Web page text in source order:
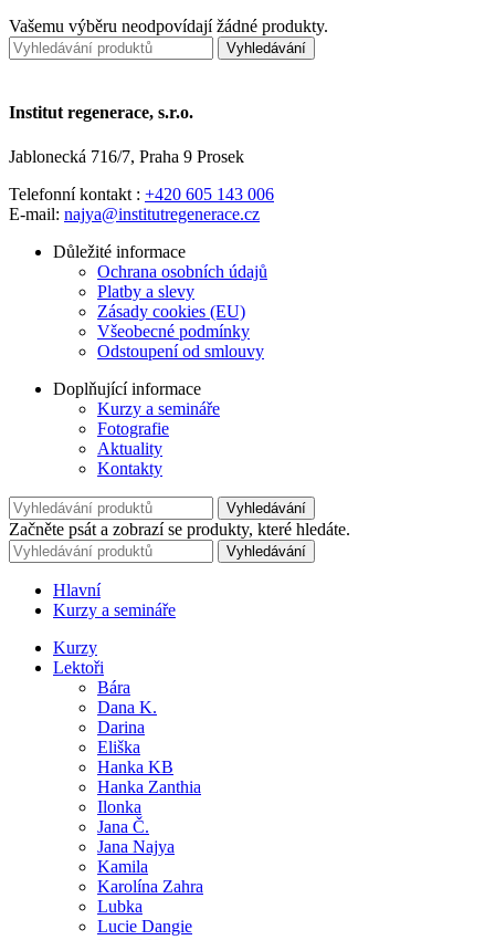
Vašemu výběru neodpovídají žádné produkty.
Vyhledávání
Institut regenerace, s.r.o.
Jablonecká 716/7, Praha 9 Prosek
Telefonní kontakt : +420 605 143 006
E-mail: najya@institutregenerace.cz
Důležité informace
Ochrana osobních údajů
Platby a slevy
Zásady cookies (EU)
Všeobecné podmínky
Odstoupení od smlouvy
Doplňující informace
Kurzy a semináře
Fotografie
Aktuality
Kontakty
Vyhledávání
Začněte psát a zobrazí se produkty, které hledáte.
Vyhledávání
Hlavní
Kurzy a semináře
Kurzy
Lektoři
Bára
Dana K.
Darina
Eliška
Hanka KB
Hanka Zanthia
Ilonka
Jana Č.
Jana Najya
Kamila
Karolína Zahra
Lubka
Lucie Dangie